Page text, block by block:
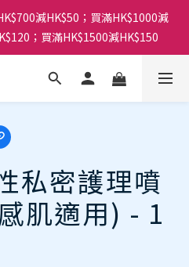
減HK$50；買滿HK$1000減
；買滿HK$1500減HK$150
私密護理噴
肌適用) - 1